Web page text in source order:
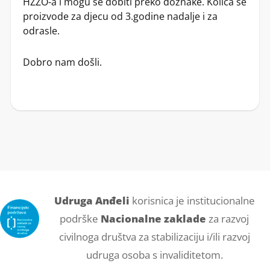
proizvode za djecu od 3.godine nadalje i za
odrasle.
Dobro nam došli.
Udruga Anđeli korisnica je institucionalne
podrške Nacionalne zaklade za razvoj
civilnoga društva za stabilizaciju i/ili razvoj
udruga osoba s invaliditetom.